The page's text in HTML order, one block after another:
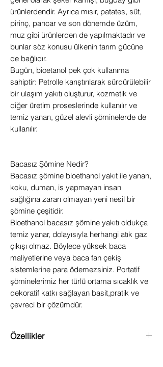
ürünlerdendir. Ayrıca mısır, patates, süt,
pirinç, pancar ve son dönemde üzüm,
muz gibi ürünlerden de yapılmaktadır ve
bunlar söz konusu ülkenin tarım gücüne
de bağlıdır.
Bugün, bioetanol pek çok kullanıma
sahiptir: Petrolle karıştırılarak sürdürülebilir
bir ulaşım yakıtı oluşturur, kozmetik ve
diğer üretim proseslerinde kullanılır ve
temiz yanan, güzel alevli şöminelerde de
kullanılır.
Bacasız Şömine Nedir?
Bacasız şömine bioethanol yakıt ile yanan,
koku, duman, is yapmayan insan
sağlığına zararı olmayan yeni nesil bir
şömine çeşitidir.
Bioethanol bacasız şömine yakıtı oldukça
temiz yanar, dolayısıyla herhangi atık gaz
çıkışı olmaz. Böylece yüksek baca
maliyetlerine veya baca fan çekiş
sistemlerine para ödemezsiniz. Portatif
şöminelerimiz her türlü ortama sıcaklık ve
dekoratif katkı sağlayan basit,pratik ve
çevreci bir çözümdür.
Özellikler